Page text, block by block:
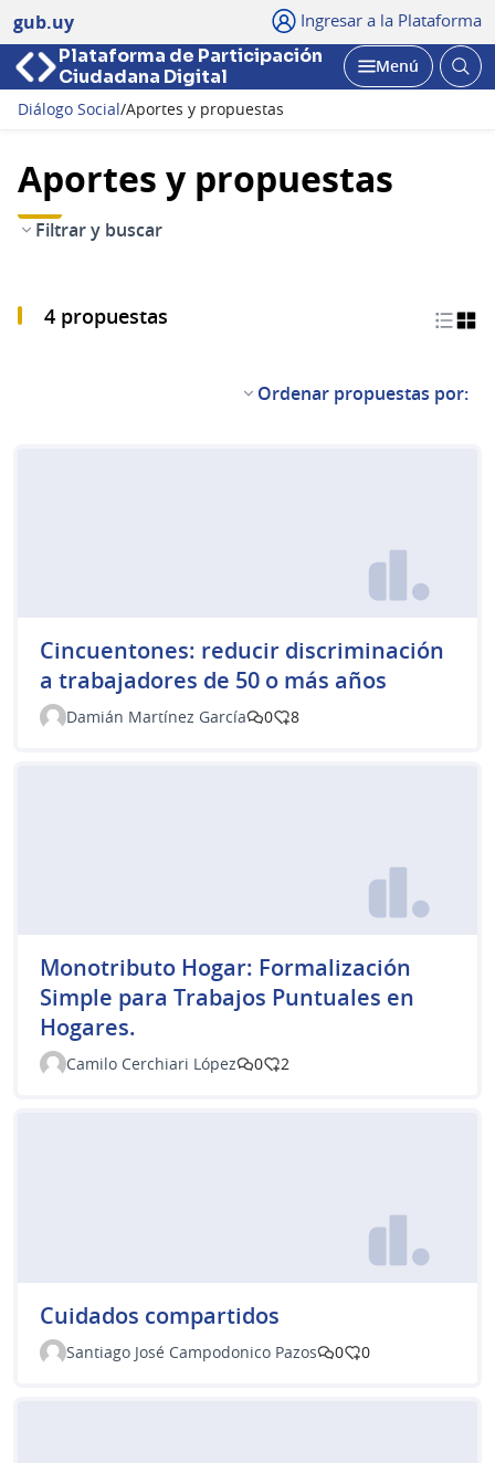
gub.uy Ingresar a la Plataforma
Plataforma de Participación
Ciudadana Digital
Abrir
Menú
Diálogo Social/Aportes y propuestas
Aportes y propuestas
Filtrar y buscar
4 propuestas
Ordenar propuestas por:
Cincuentones: reducir discriminación
a trabajadores de 50 o más años
Damián Martínez García 0 8
Monotributo Hogar: Formalización
Simple para Trabajos Puntuales en
Hogares.
Camilo Cerchiari López 0 2
Cuidados compartidos
Santiago José Campodonico Pazos 0 0